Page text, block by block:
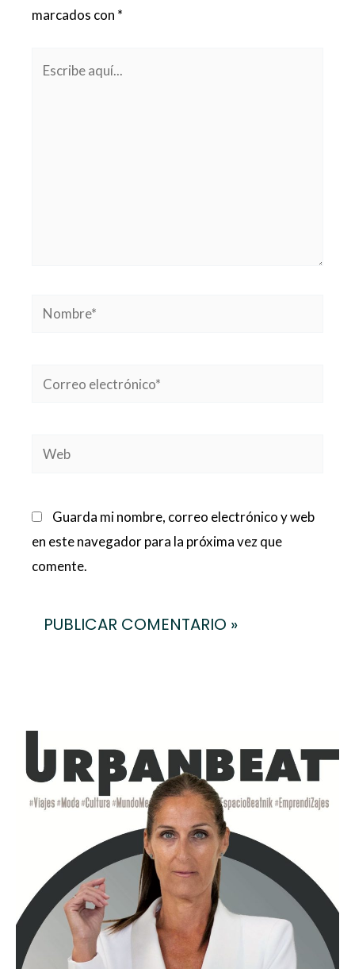
marcados con *
Nombre*
Correo
Web
Guarda mi nombre, correo electrónico y web
en este navegador para la próxima vez que
comente.